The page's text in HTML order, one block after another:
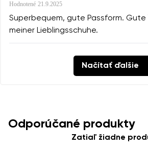
Hodnotené 21.9.2025
Superbequem, gute Passform. Gute
meiner Lieblingsschuhe.
Načítať ďalšie
Odporúčané produkty
Zatiaľ žiadne